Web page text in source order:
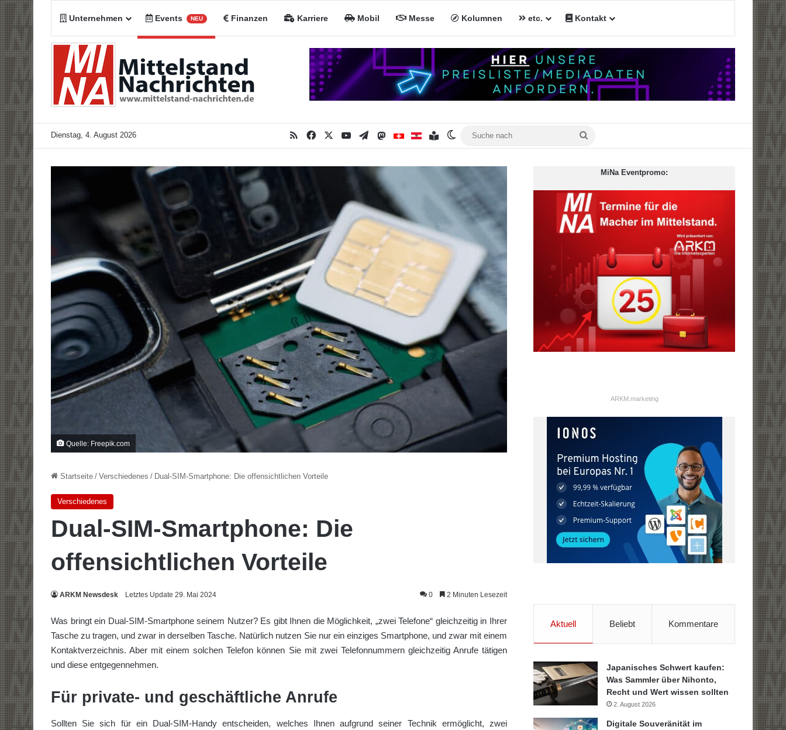
Unternehmen Events NEU Finanzen Karriere Mobil Messe Kolumnen etc. Kontakt
Dienstag, 4. August 2026 RSS Facebook YouTubeTelegramMastodonMiNa CHMiNa ATInhaltsverzeichnis
Skin umschalten
Quelle: Freepik.com
Startseite / Verschiedenes / Dual-SIM-Smartphone: Die offensichtlichen Vorteile
Verschiedenes
Dual-SIM-Smartphone: Die
offensichtlichen Vorteile
ARKM Newsdesk Letztes Update 29. Mai 2024 0 2 Minuten Lesezeit
Was bringt ein Dual-SIM-Smartphone seinem Nutzer? Es gibt Ihnen die Möglichkeit, „zwei Telefone“ gleichzeitig in Ihrer
Tasche zu tragen, und zwar in derselben Tasche. Natürlich nutzen Sie nur ein einziges Smartphone, und zwar mit einem
Kontaktverzeichnis. Aber mit einem solchen Telefon können Sie mit zwei Telefonnummern gleichzeitig Anrufe tätigen
und diese entgegennehmen.
Für private- und geschäftliche Anrufe
Sollten Sie sich für ein Dual-SIM-Handy entscheiden, welches Ihnen aufgrund seiner Technik ermöglicht, zwei
MiNa Eventpromo:
ARKM.marketing
Aktuell Beliebt Kommentare
Japanisches Schwert kaufen:
Was Sammler über Nihonto,
Recht und Wert wissen sollten
2. August 2026
Digitale Souveränität im